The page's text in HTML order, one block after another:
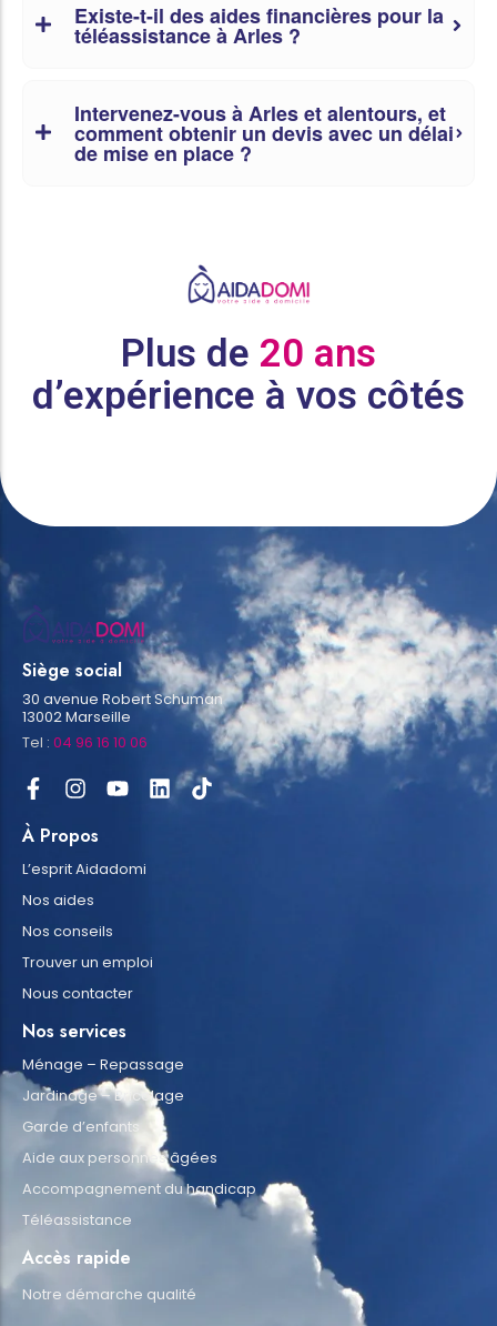
Existe-t-il des aides financières pour la
téléassistance à Arles ?
Intervenez-vous à Arles et alentours, et
comment obtenir un devis avec un délai
de mise en place ?
Plus de 20 ans
d’expérience à vos côtés
Siège social
30 avenue Robert Schuman
13002 Marseille
Tel : 04 96 16 10 06
À Propos
L’esprit Aidadomi
Nos aides
Nos conseils
Trouver un emploi
Nous contacter
Nos services
Ménage – Repassage
Jardinage – Bricolage
Garde d’enfants
Aide aux personnes âgées
Accompagnement du handicap
Téléassistance
Accès rapide
Notre démarche qualité